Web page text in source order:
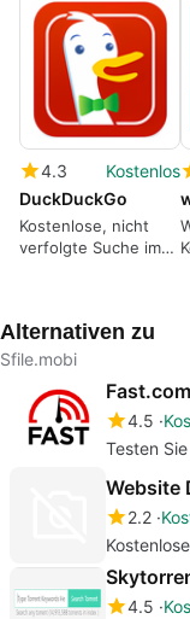
4.3
Kostenlos
DuckDuckGo
Kostenlose, nicht
verfolgte Suche im
Alternativen zu
Sfile.mobi
Fast.com
4.5
Testen
Website
2.2
4.5